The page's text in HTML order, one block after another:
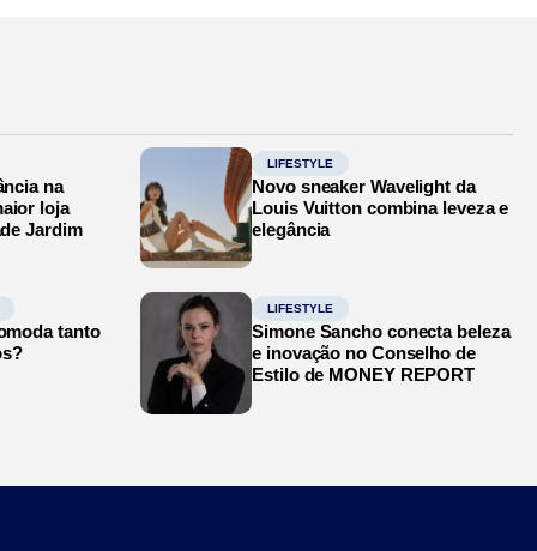
na
loja
Jardim
LIFESTYLE
Novo sneaker Wavelight da
Louis Vuitton combina leveza e
elegância
tanto
LIFESTYLE
Simone Sancho conecta beleza
e inovação no Conselho de
Estilo de MONEY REPORT